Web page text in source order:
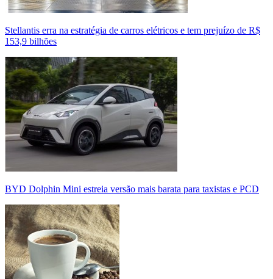
Stellantis erra na estratégia de carros elétricos e tem prejuízo de R$
153,9 bilhões
BYD Dolphin Mini estreia versão mais barata para taxistas e PCD